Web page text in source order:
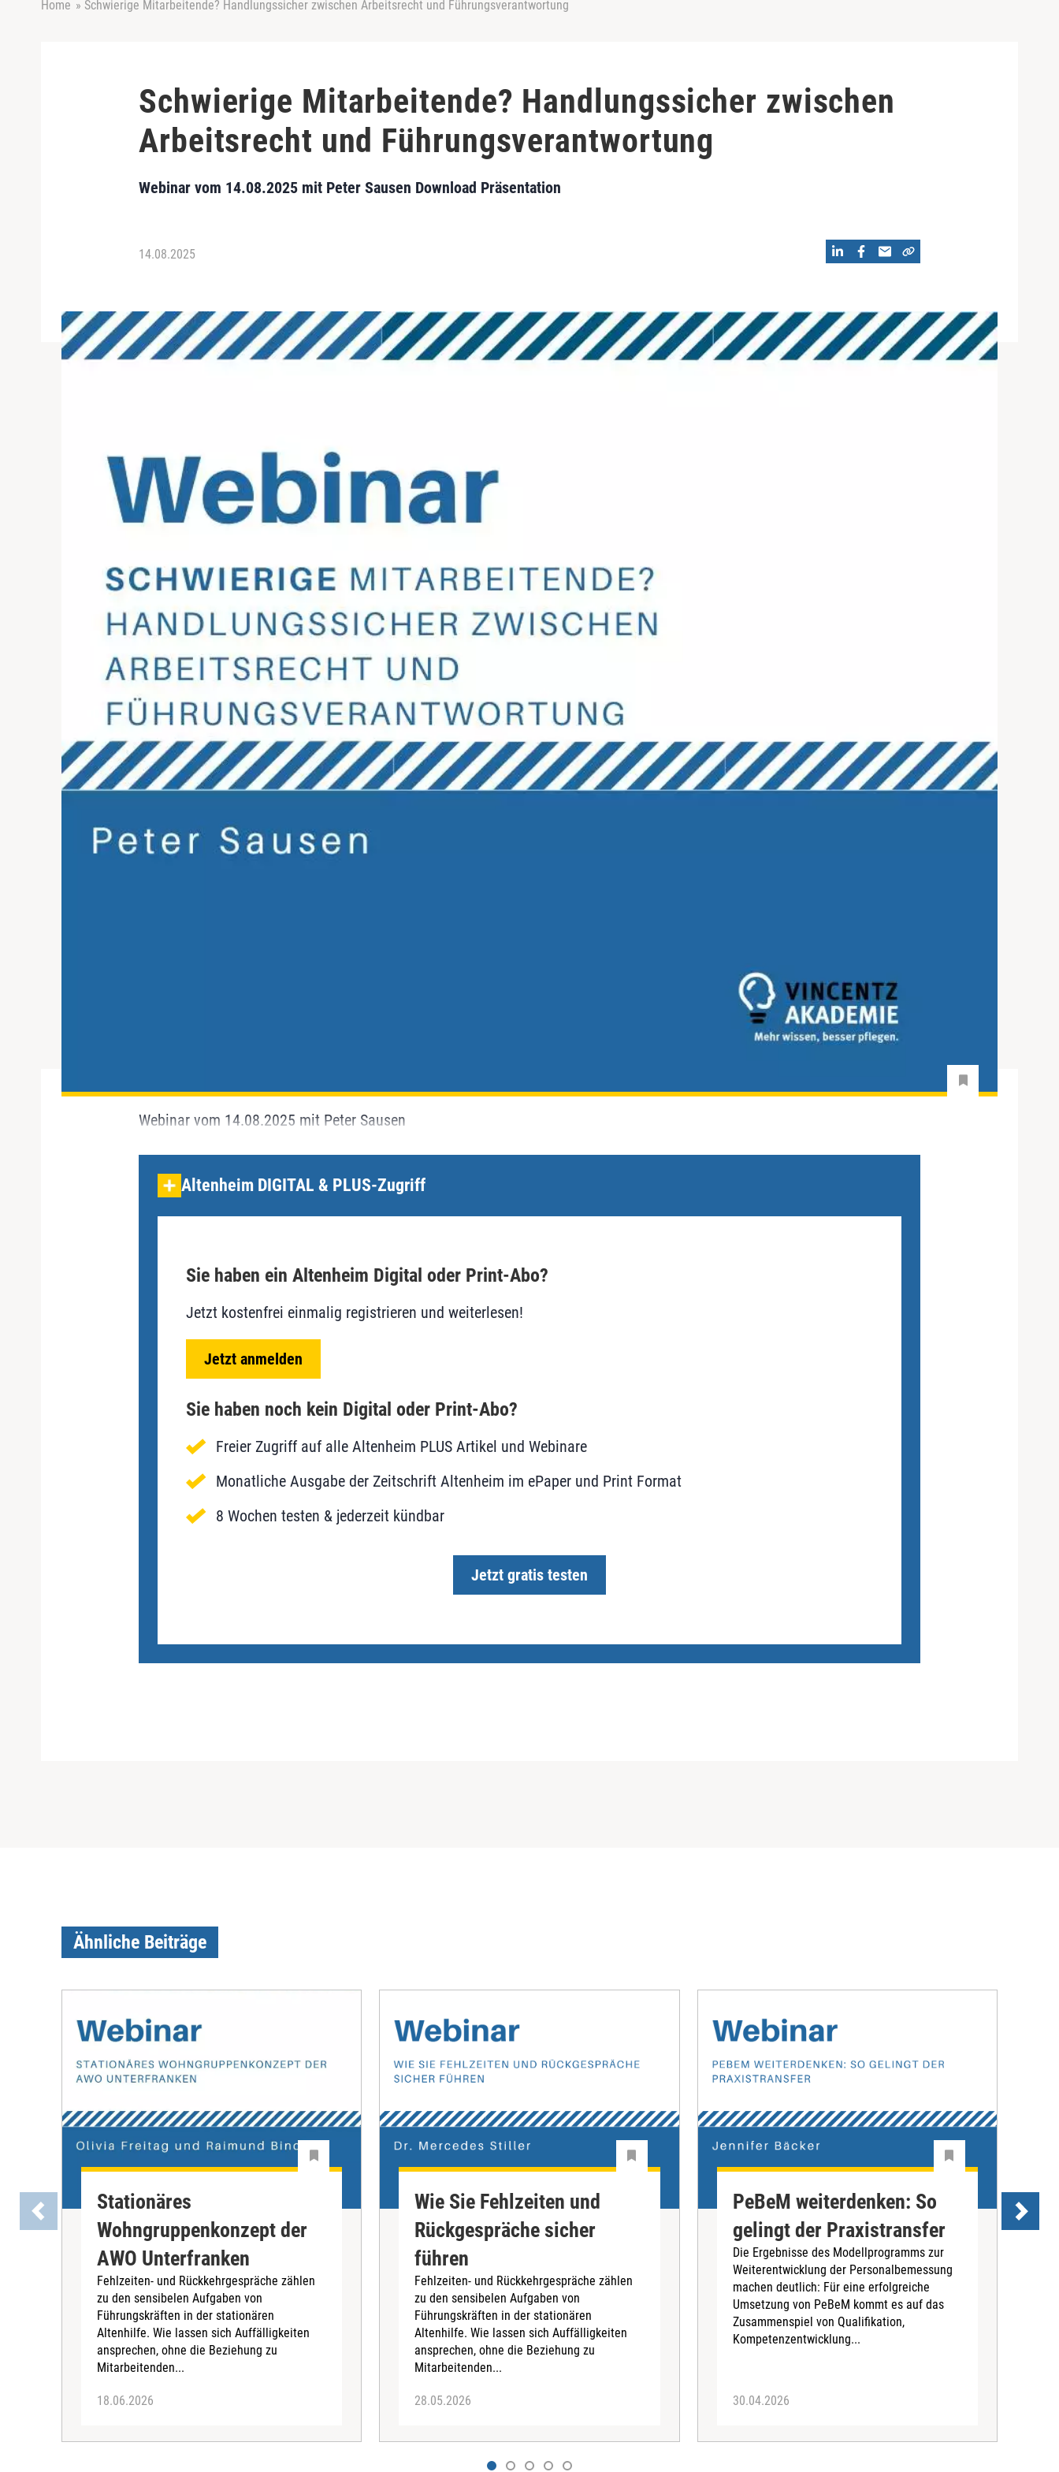
Home » Schwierige Mitarbeitende? Handlungssicher zwischen Arbeitsrecht und Führungsverantwortung
Schwierige Mitarbeitende? Handlungssicher zwischen
Arbeitsrecht und Führungsverantwortung
Webinar vom 14.08.2025 mit Peter Sausen Download Präsentation
14.08.2025
Webinar vom 14.08.2025 mit Peter Sausen
Altenheim DIGITAL & PLUS-Zugriff
Sie haben ein Altenheim Digital oder Print-Abo?
Jetzt kostenfrei einmalig registrieren und weiterlesen!
Jetzt anmelden
Sie haben noch kein Digital oder Print-Abo?
Freier Zugriff auf alle Altenheim PLUS Artikel und Webinare
Monatliche Ausgabe der Zeitschrift Altenheim im ePaper und Print Format
8 Wochen testen & jederzeit kündbar
Jetzt gratis testen
Ähnliche Beiträge
Stationäres
Wohngruppenkonzept der
AWO Unterfranken
Fehlzeiten- und Rückkehrgespräche zählen
zu den sensibelen Aufgaben von
Führungskräften in der stationären
Altenhilfe. Wie lassen sich Auffälligkeiten
ansprechen, ohne die Beziehung zu
Mitarbeitenden...
18.06.2026
Wie Sie Fehlzeiten und
Rückgespräche sicher
führen
Fehlzeiten- und Rückkehrgespräche zählen
zu den sensibelen Aufgaben von
Führungskräften in der stationären
Altenhilfe. Wie lassen sich Auffälligkeiten
ansprechen, ohne die Beziehung zu
Mitarbeitenden...
28.05.2026
PeBeM weiterdenken: So
gelingt der Praxistransfer
Die Ergebnisse des Modellprogramms zur
Weiterentwicklung der Personalbemessung
machen deutlich: Für eine erfolgreiche
Umsetzung von PeBeM kommt es auf das
Zusammenspiel von Qualifikation,
Kompetenzentwicklung...
30.04.2026